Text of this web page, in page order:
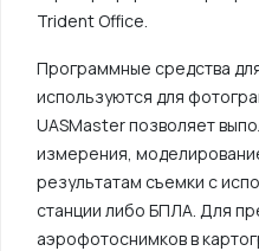
Trident Office.
Программные средства
используются для
UASMaster позволяет
измерения,
результатам съемки с
станции либо БПЛА. Для
аэрофотоснимков в